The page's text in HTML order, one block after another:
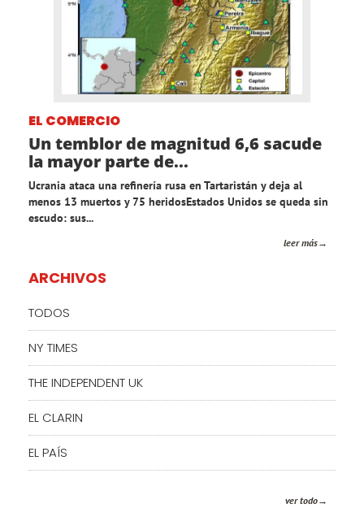
EL COMERCIO
Un temblor de magnitud 6,6 sacude
la mayor parte de...
Ucrania ataca una refinería rusa en Tartaristán y deja al
menos 13 muertos y 75 heridosEstados Unidos se queda sin
escudo: sus...
leer más
ARCHIVOS
TODOS
NY TIMES
THE INDEPENDENT UK
EL CLARIN
EL PAÍS
ver todo